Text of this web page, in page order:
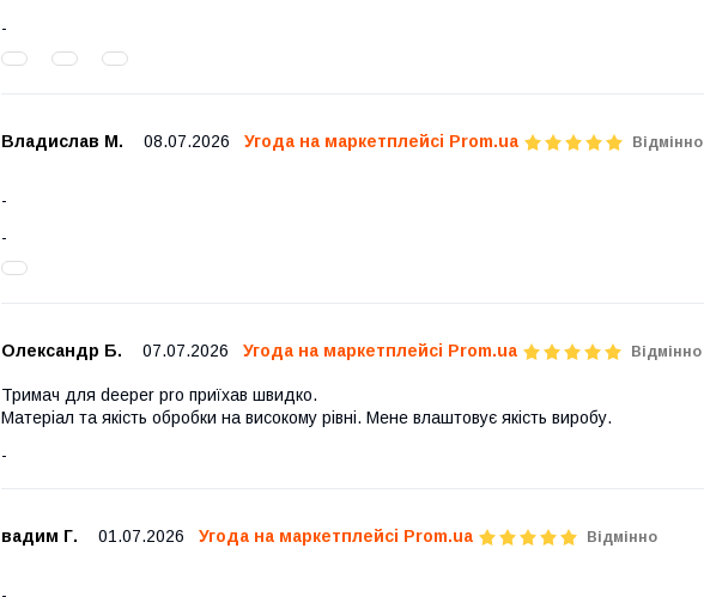
Владислав М. 08.07.2026 Угода на маркетплейсі Prom.ua Відмінно
Олександр Б. 07.07.2026 Угода на маркетплейсі Prom.ua Відмінно
Тримач для deeper pro приїхав швидко.
Матеріал та якість обробки на високому рівні. Мене влаштовує якість виробу.
вадим Г. 01.07.2026 Угода на маркетплейсі Prom.ua Відмінно